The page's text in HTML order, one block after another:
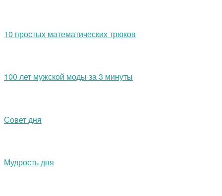
10 простых математических трюков
100 лет мужской моды за 3 минуты
Совет дня
Мудрость дня